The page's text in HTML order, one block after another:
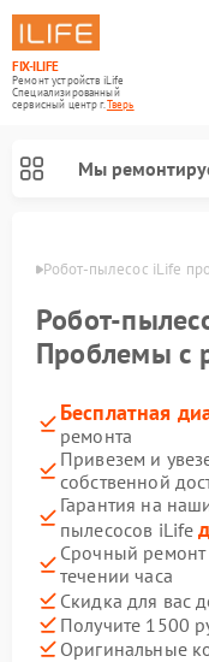
FIX-ILIFE
Ремонт устройств iLife
Специализированный
cервисный центр г.Тверь
Мы
Робот-пылесос iLife
Робот-
Проблемы с
Бесплатная
ремонта
Привезем и
собственной
Гарантия на
пылесосов iLife
Срочный
течении часа
Скидка для вас
Получите 1500
Оригинальные